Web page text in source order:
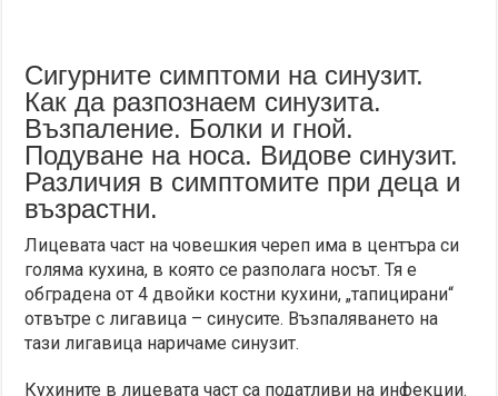
Сигурните симптоми на синузит.
Как да разпознаем синузита.
Възпаление. Болки и гной.
Подуване на носа. Видове синузит.
Различия в симптомите при деца и
възрастни.
Лицевата част на човешкия череп има в центъра си
голяма кухина, в която се разполага носът. Тя е
обградена от 4 двойки костни кухини, „тапицирани“
отвътре с лигавица – синусите. Възпаляването на
тази лигавица наричаме синузит.
Кухините в лицевата част са податливи на инфекции.